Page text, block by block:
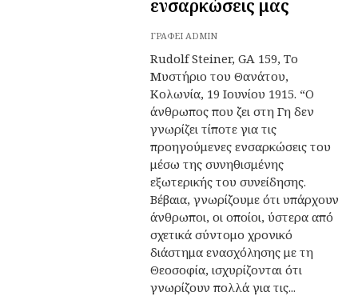
ενσαρκώσεις μας
ΓΡΆΦΕΙ ADMIN
Rudolf Steiner, GA 159, Το
Μυστήριο του Θανάτου,
Κολωνία, 19 Ιουνίου 1915. “Ο
άνθρωπος που ζει στη Γη δεν
γνωρίζει τίποτε για τις
προηγούμενες ενσαρκώσεις του
μέσω της συνηθισμένης
εξωτερικής του συνείδησης.
Βέβαια, γνωρίζουμε ότι υπάρχουν
άνθρωποι, οι οποίοι, ύστερα από
σχετικά σύντομο χρονικό
διάστημα ενασχόλησης με τη
Θεοσοφία, ισχυρίζονται ότι
γνωρίζουν πολλά για τις...